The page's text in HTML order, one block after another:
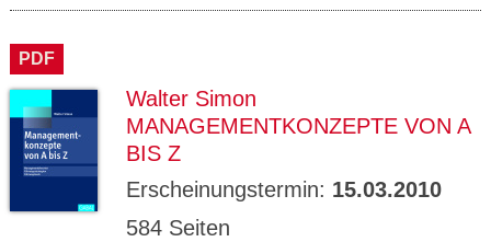
PDF
Walter Simon
MANAGEMENTKONZEPTE VON A
BIS Z
Erscheinungstermin: 15.03.2010
584 Seiten